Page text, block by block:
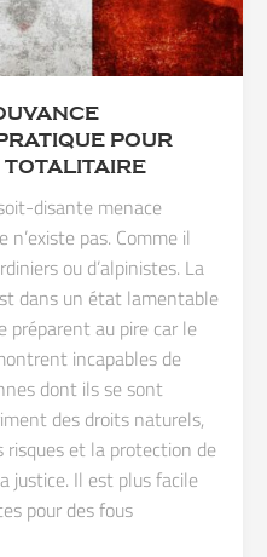
POUR
disante menace
pas. Comme il
ou d’alpinistes. La
dans un état lamentable
préparent au pire car le
incapables de
dont ils se sont
des droits naturels,
risques et la protection de
justice. Il est plus facile
pour des fous